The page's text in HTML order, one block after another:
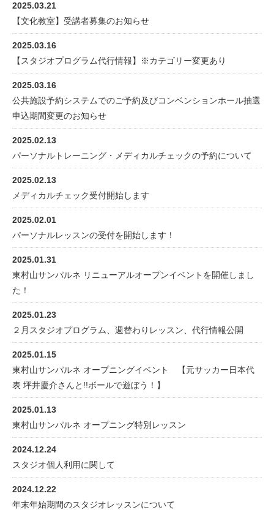
2025.03.21
【文化教室】受講者募集のお知らせ
2025.03.16
【スタジオプログラム代行情報】※カテゴリー変更あり
2025.03.16
公共施設予約システムでのご予約及びコンベンションホール抽選
申込期間変更のお知らせ
2025.02.13
パーソナルトレーニング・メディカルチェックの予約について
2025.02.13
メディカルチェック受付開始します
2025.02.01
パーソナルレッスンの受付を開始します！
2025.01.31
東村山サンパルネ リニューアルオープンイベントを開催しまし
た！
2025.01.23
２月スタジオプログラム、週替わりレッスン、代行情報公開
2025.01.15
東村山サンパルネ オープニングイベント 【元サッカー日本代
表 坪井慶介さんと!!ボールで遊ぼう！】
2025.01.13
東村山サンパルネ オープニング特別レッスン
2024.12.24
スタジオ個人利用に関して
2024.12.22
年末年始期間のスタジオレッスンについて